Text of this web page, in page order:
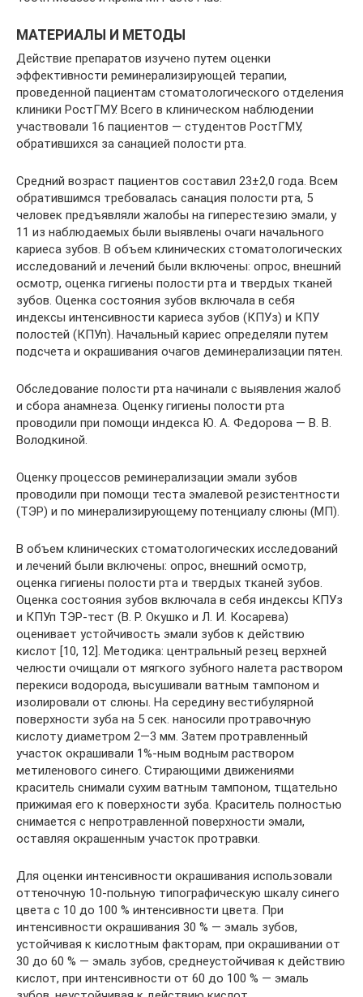
МАТЕРИАЛЫ И МЕТОДЫ
Действие препаратов изучено путем оценки
эффективности реминерализирующей терапии,
проведенной пациентам стоматологического отделения
клиники РостГМУ. Всего в клиническом наблюдении
участвовали 16 пациентов — студентов РостГМУ,
обратившихся за санацией полости рта.
Средний возраст пациентов составил 23±2,0 года. Всем
обратившимся требовалась санация полости рта, 5
человек предъявляли жалобы на гиперестезию эмали, у
11 из наблюдаемых были выявлены очаги начального
кариеса зубов. В объем клинических стоматологических
исследований и лечений были включены: опрос, внешний
осмотр, оценка гигиены полости рта и твердых тканей
зубов. Оценка состояния зубов включала в себя
индексы интенсивности кариеса зубов (КПУз) и КПУ
полостей (КПУп). Начальный кариес определяли путем
подсчета и окрашивания очагов деминерализации пятен.
Обследование полости рта начинали с выявления жалоб
и сбора анамнеза. Оценку гигиены полости рта
проводили при помощи индекса Ю. А. Федорова — В. В.
Володкиной.
Оценку процессов реминерализации эмали зубов
проводили при помощи теста эмалевой резистентности
(ТЭР) и по минерализирующему потенциалу слюны (МП).
В объем клинических стоматологических исследований
и лечений были включены: опрос, внешний осмотр,
оценка гигиены полости рта и твердых тканей зубов.
Оценка состояния зубов включала в себя индексы КПУз
и КПУп ТЭР-тест (В. Р. Окушко и Л. И. Косарева)
оценивает устойчивость эмали зубов к действию
кислот [10, 12]. Методика: центральный резец верхней
челюсти очищали от мягкого зубного налета раствором
перекиси водорода, высушивали ватным тампоном и
изолировали от слюны. На середину вестибулярной
поверхности зуба на 5 сек. наносили протравочную
кислоту диаметром 2—3 мм. Затем протравленный
участок окрашивали 1%-ным водным раствором
метиленового синего. Стирающими движениями
краситель снимали сухим ватным тампоном, тщательно
прижимая его к поверхности зуба. Краситель полностью
снимается с непротравленной поверхности эмали,
оставляя окрашенным участок протравки.
Для оценки интенсивности окрашивания использовали
оттеночную 10-польную типографическую шкалу синего
цвета с 10 до 100 % интенсивности цвета. При
интенсивности окрашивания 30 % — эмаль зубов,
устойчивая к кислотным факторам, при окрашивании от
30 до 60 % — эмаль зубов, среднеустойчивая к действию
кислот, при интенсивности от 60 до 100 % — эмаль